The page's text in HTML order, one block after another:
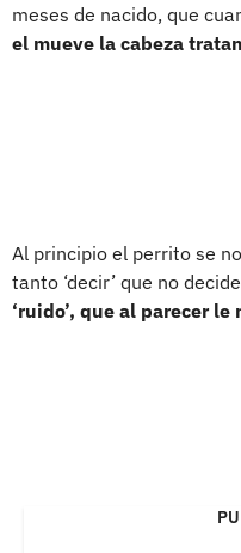
meses de nacido, que
el mueve la cabeza
Al principio el perrito se
tanto ‘decir’ que no
‘ruido’, que al parecer